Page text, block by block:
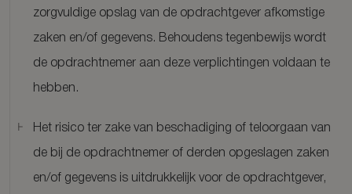
zorgvuldige opslag van de opdrachtgever afkomstige
zaken en/of gegevens. Behoudens tegenbewijs wordt
de opdrachtnemer aan deze verplichtingen voldaan te
hebben.
Het risico ter zake van beschadiging of teloorgaan van
de bij de opdrachtnemer of derden opgeslagen zaken
en/of gegevens is uitdrukkelijk voor de opdrachtgever,